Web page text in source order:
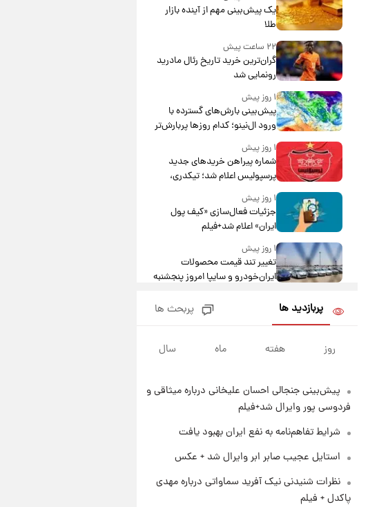
یک پیش‌بینی مهم از آینده بازار
طلا
۲۲ ساعت پیش
گران‌ترین خرید تاریخ رئال مادرید
رونمایی شد
۱ روز پیش
پیش‌بینی بارش‌های گسترده با
ورود ال‌نینو؛ کدام روزها پربارش‌تر
خواهند بود؟
۱ روز پیش
شماره پیراهن خریدهای جدید
پرسپولیس اعلام شد؛ تیکدری،
محبی و سرگیف با اعداد ویژه
۱ روز پیش
جزئیات فعال‌سازی «کیف پول
ایران» اعلام شد+فیلم
۱ روز پیش
تغییر تند قیمت محصولات
ایران‌خودرو و سایپا امروز پنجشنبه
قیمت طلا و سکه امروز پنجشنبه
۱۵ مرداد ۱۴۰۵
۱ روز پیش
۱ روز پیش
شرایط تازه فروش اقساطی سایپا
اعلام شد؛ شاهین، کوییک، اطلس،
جدول
سیگنال‌های جدید برای بازار طلا؛
پیش‌بینی قیمت سکه و طلا فردا
پربازدید ها پربحث ها
روز هفته ماه سال
پیش‌بینی جنجالی احسان علیخانی درباره میثاقی و
فردوسی پور وایرال شد+فیلم
شرایط تفاهم‌نامه به نفع ایران بهبود یافت
استایل عجیب صابر ابر وایرال شد + عکس
نظرات شنیدنی نیک آفرید سماواتی درباره مهدی
پاکدل + فیلم